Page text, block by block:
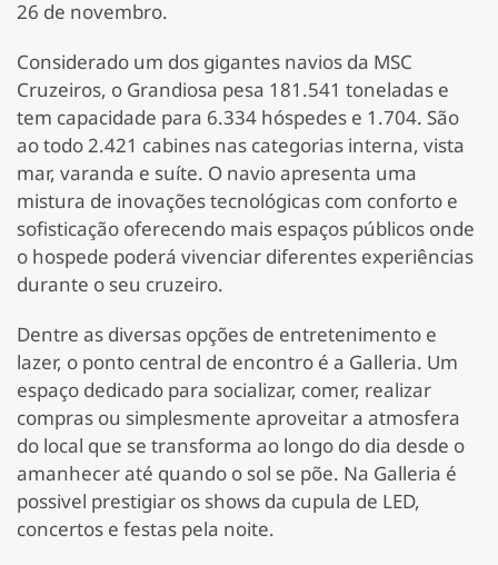
26 de novembro.
Considerado um dos gigantes navios da MSC
Cruzeiros, o Grandiosa pesa 181.541 toneladas e
tem capacidade para 6.334 hóspedes e 1.704. São
ao todo 2.421 cabines nas categorias interna, vista
mar, varanda e suíte. O navio apresenta uma
mistura de inovações tecnológicas com conforto e
sofisticação oferecendo mais espaços públicos onde
o hospede poderá vivenciar diferentes experiências
durante o seu cruzeiro.
Dentre as diversas opções de entretenimento e
lazer, o ponto central de encontro é a Galleria. Um
espaço dedicado para socializar, comer, realizar
compras ou simplesmente aproveitar a atmosfera
do local que se transforma ao longo do dia desde o
amanhecer até quando o sol se põe. Na Galleria é
possivel prestigiar os shows da cupula de LED,
concertos e festas pela noite.